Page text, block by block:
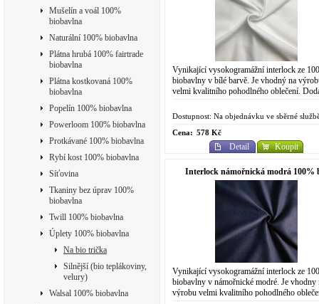
Mušelín a voál 100%
biobavlna
Naturální 100% biobavlna
Plátna hrubá 100% fairtrade
biobavlna
Plátna kostkovaná 100%
biobavlna
Popelín 100% biobavlna
Powerloom 100% biobavlna
Protkávané 100% biobavlna
Rybí kost 100% biobavlna
Síťovina
Tkaniny bez úprav 100%
biobavlna
Twill 100% biobavlna
Úplety 100% biobavlna
Na bio trička
Silnější (bio teplákoviny,
velury)
Walsal 100% biobavlna
Vynikající vysokogramážní interlock ze
biobavlny v bílé barvě. Je vhodný na
velmi kvalitního pohodlného oblečení.
Dostupnost: Na objednávku ve sběrné
Cena: 578 Kč
Detail Koupit
Interlock námořnická modrá 100%
bavlna
Vynikající vysokogramážní interlock ze
biobavlny v námořnické modré. Je vhodny
výrobu velmi kvalitního pohodlného